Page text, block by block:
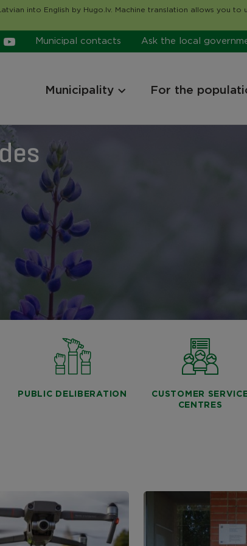
into English by Hugo.lv. Machine translation allows you
Municipal contacts Ask the local
Municipality For the
PUBLIC DELIBERATION
CUSTOMER
CENTRES